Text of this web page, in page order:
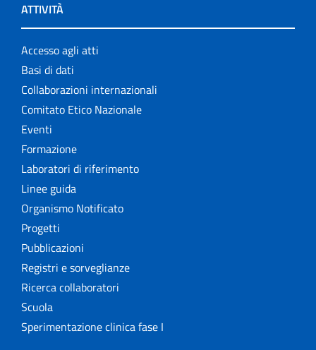
ATTIVITÀ
Accesso agli atti
Basi di dati
Collaborazioni internazionali
Comitato Etico Nazionale
Eventi
Formazione
Laboratori di riferimento
Linee guida
Organismo Notificato
Progetti
Pubblicazioni
Registri e sorveglianze
Ricerca collaboratori
Scuola
Sperimentazione clinica fase I